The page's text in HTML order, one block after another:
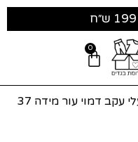
0
עקב דמוי עור מידה 37